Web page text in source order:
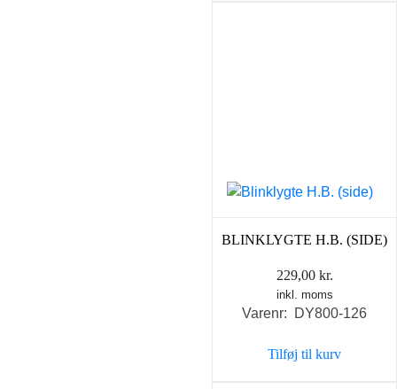
BLINKLYGTE H.B. (SIDE)
229,00 kr.
inkl. moms
Varenr: DY800-126
Tilføj til kurv